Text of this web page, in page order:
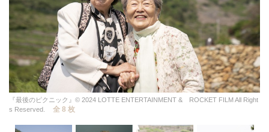
『最後のピクニック』© 2024 LOTTE ENTERTAINMENT & ROCKET FILM All Right
s Reserved.
全 8 枚